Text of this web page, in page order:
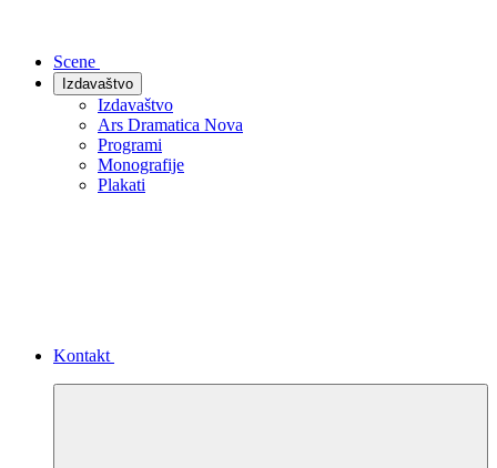
Scene
Izdavaštvo
Izdavaštvo
Ars Dramatica Nova
Programi
Monografije
Plakati
Kontakt